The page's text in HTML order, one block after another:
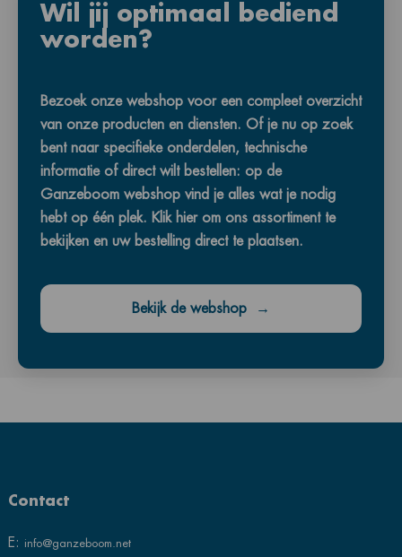
Wil jij optimaal bediend
worden?
Bezoek onze webshop voor een compleet overzicht
van onze producten en diensten. Of je nu op zoek
bent naar specifieke onderdelen, technische
informatie of direct wilt bestellen: op de
Ganzeboom webshop vind je alles wat je nodig
hebt op één plek. Klik hier om ons assortiment te
bekijken en uw bestelling direct te plaatsen.
Bekijk de webshop →
Contact
E: info@ganzeboom.net